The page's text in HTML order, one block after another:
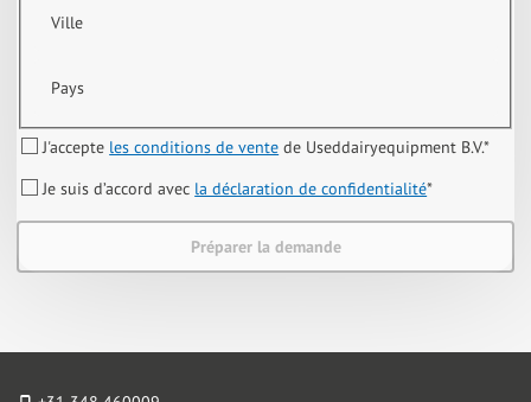
Ville
Pays
J'accepte les conditions de vente de Useddairyequipment B.V.*
Je suis d’accord avec la déclaration de confidentialité*
Préparer la demande